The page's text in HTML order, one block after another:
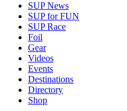
SUP News
SUP for FUN
SUP Race
Foil
Gear
Videos
Events
Destinations
Directory
Shop